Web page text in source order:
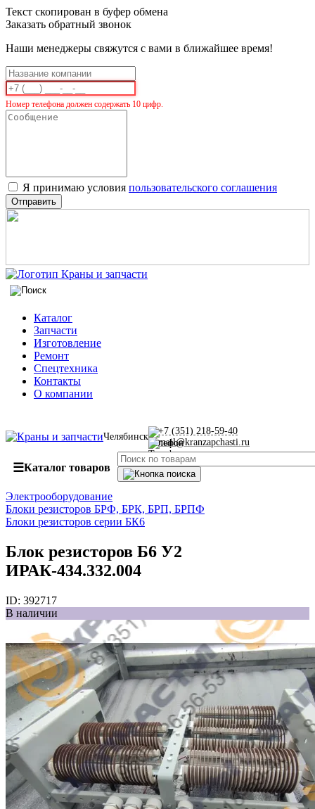
Текст скопирован в буфер обмена
Заказать обратный звонок
Наши менеджеры свяжутся с вами в ближайшее время!
Номер телефона должен содержать 10 цифр.
Я принимаю условия пользовательского соглашения
Отправить
Каталог
Запчасти
Изготовление
Ремонт
Спецтехника
Контакты
О компании
Челябинск
+7 (351) 218-59-40
mail@kranzapchasti.ru
☰Каталог товаров
Электрооборудование
Блоки резисторов БРФ, БРК, БРП, БРПФ
Блоки резисторов серии БК6
Блок резисторов Б6 У2
ИРАК-434.332.004
ID: 392717
В наличии